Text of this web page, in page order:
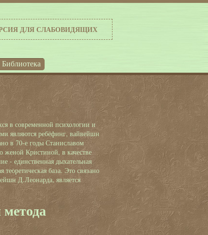
ДЛЯ СЛАБОВИДЯЩИХ
Библиотека
в современной психологии и
являются ребёфинг, вайвейшн
в 70-е годы Станиславом
женой Кристиной, в качестве
- единственная дыхательная
теоретическая база. Это связано
Д.Леонарда, является